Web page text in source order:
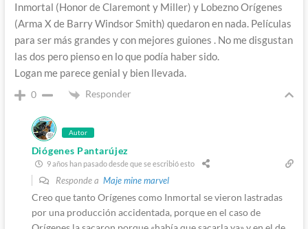
Inmortal (Honor de Claremont y Miller) y Lobezno Orígenes
(Arma X de Barry Windsor Smith) quedaron en nada. Películas
para ser más grandes y con mejores guiones . No me disgustan
las dos pero pienso en lo que podía haber sido.
Logan me parece genial y bien llevada.
0 Responder
Autor
Diógenes Pantarújez
9 años han pasado desde que se escribió esto
Responde a Maje mine marvel
Creo que tanto Orígenes como Inmortal se vieron lastradas
por una producción accidentada, porque en el caso de